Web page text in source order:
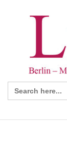
Search
for: